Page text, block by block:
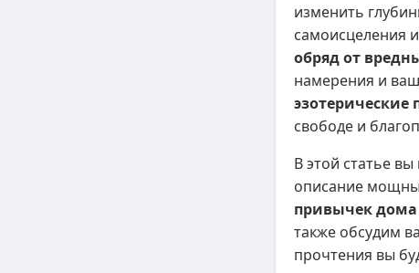
изменить
самоисцеления
обряд от
намерения и
эзотерические
свободе и
В этой статье
описание
привычек дома
также обсудим
прочтения вы